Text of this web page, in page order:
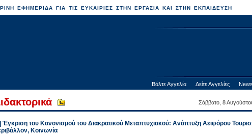
ΕΦΗΜΕΡΙΔΑ ΓΙΑ ΤΙΣ ΕΥΚΑΙΡΙΕΣ ΣΤΗΝ ΕΡΓΑΣΙΑ ΚΑΙ ΣΤΗΝ ΕΚΠΑΙΔΕΥΣΗ
Βάλτε Αγγελία Δείτε Αγγελίες
Σάββατο, 8
Έγκριση του Κανονισμού του Διακρατικού Μεταπτυχιακού: Ανάπτυξη Αειφόρου
Κοινωνία